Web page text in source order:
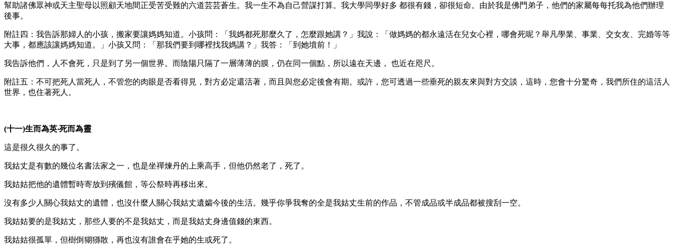
幫助諸佛眾神或天主聖母以照顧天地間正受苦受難的六道芸芸蒼生。我一生不為自己營謀打算。我大學同學好多 都很有錢，卻很短命。由於我是佛門弟子，他們的家屬每每托我為他們辦理
後事。
附註四：我告訴那婦人的小孩，搬家要讓媽媽知道。小孩問：「我媽都死那麼久了，怎麼跟她講？」我說：「做媽媽的都永遠活在兒女心裡，哪會死呢？舉凡學業、事業、交女友、完婚等等
大事，都應該讓媽媽知道。」小孩又問：「那我們要到哪裡找我媽講？」我答：「到她墳前！」
我告訴他們，人不會死，只是到了另一個世界。而陰陽只隔了一層薄薄的膜，仍在同一個點，所以遠在天邊， 也近在咫尺。
附註五：不可把死人當死人，不管您的肉眼是否看得見，對方必定還活著，而且與您必定後會有期。或許，您可透過一些垂死的親友來與對方交談，這時，您會十分驚奇，我們所住的這活人
世界，也住著死人。
(十一)生而為英‧死而為靈
這是很久很久的事了。
我姑丈是有數的幾位名書法家之一，也是坐禪煉丹的上乘高手，但他仍然老了，死了。
我姑姑把他的遺體暫時寄放到殯儀館，等公祭時再移出來。
沒有多少人關心我姑丈的遺體，也沒什麼人關心我姑丈遺孀今後的生活。幾乎你爭我奪的全是我姑丈生前的作品，不管成品或半成品都被搜刮一空。
我姑姑要的是我姑丈，那些人要的不是我姑丈，而是我姑丈身邊值錢的東西。
我姑姑很孤單，但樹倒猢猻散，再也沒有誰會在乎她的生或死了。